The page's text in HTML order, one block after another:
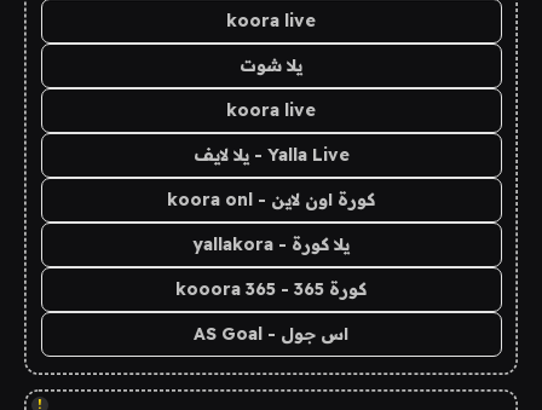
koora live
يلا شوت
koora live
Yalla Live - يلا لايف
كورة اون لاين - koora onl
يلا كورة - yallakora
كورة 365 - kooora 365
اس جول - AS Goal
!